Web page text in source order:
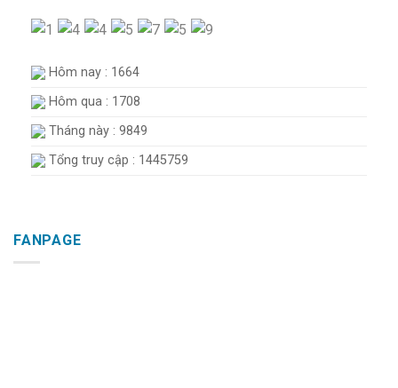
Hôm nay : 1664
Hôm qua : 1708
Tháng này : 9849
Tổng truy cập : 1445759
FANPAGE